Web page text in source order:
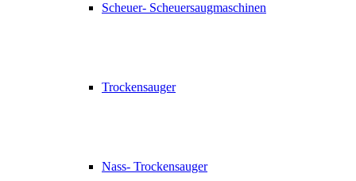
Scheuer- Scheuersaugmaschinen
Trockensauger
Nass- Trockensauger